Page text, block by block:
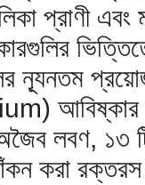
প্রাণী
ন্যূনতম
আবিষ্কার
লবণ, ১৩
করা